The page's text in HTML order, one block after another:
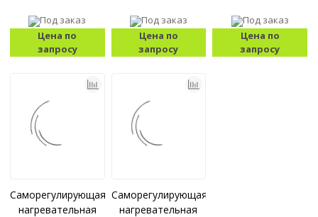
Под заказ
Цена по
запросу
Под заказ
Цена по
запросу
Под заказ
Цена по
запросу
Саморегулирующаяся
нагревательная
Саморегулирующаяся
нагревательная